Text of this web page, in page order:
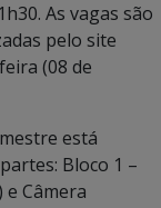
As vagas são
pelo site
(08 de
está
Bloco 1 –
Câmera